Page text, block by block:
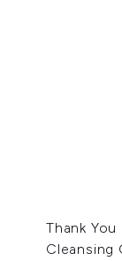
Thank You
Cleansing